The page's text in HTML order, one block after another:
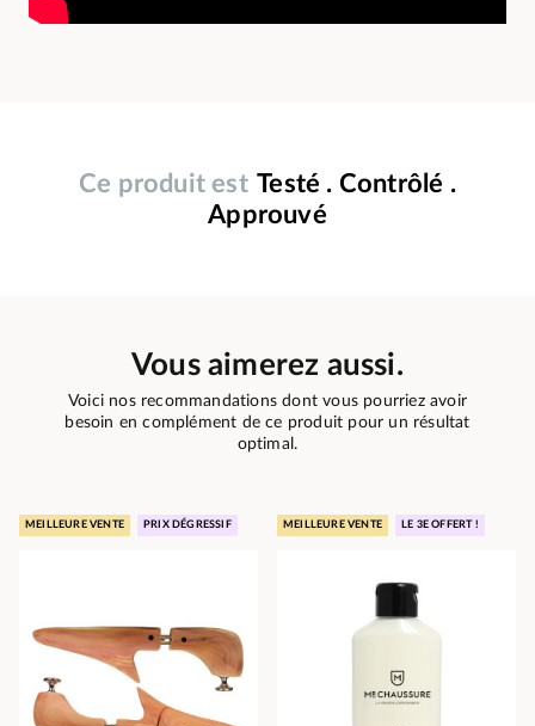
Ce produit est Testé . Contrôlé .
Approuvé
Vous aimerez aussi.
Voici nos recommandations dont vous pourriez avoir
besoin en complément de ce produit pour un résultat
optimal.
MEILLEURE VENTE PRIX DÉGRESSIF MEILLEURE VENTE LE 3E OFFERT !